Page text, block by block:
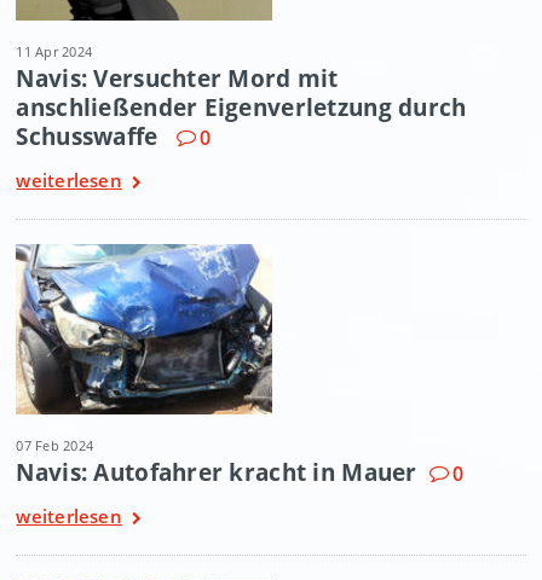
11 Apr 2024
Navis: Versuchter Mord mit
anschließender Eigenverletzung durch
Schusswaffe
0
weiterlesen
07 Feb 2024
Navis: Autofahrer kracht in Mauer 0
weiterlesen